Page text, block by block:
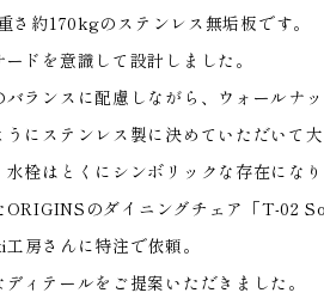
HOME
約170kgのステンレス無垢板です。
ドを意識して設計しました。
ランスに配慮しながら、ウォールナ
にステンレス製に決めていただいて
栓はとくにシンボリックな存在にな
のダイニングチェア「T-02
房さんに特注で依頼。
ィテールをご提案いただきました。